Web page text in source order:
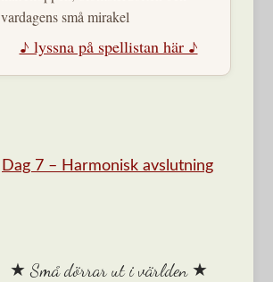
vardagens små mirakel
♪ lyssna på spellistan här ♪
Dag 7 – Harmonisk avslutning
★ Små dörrar ut i världen ★